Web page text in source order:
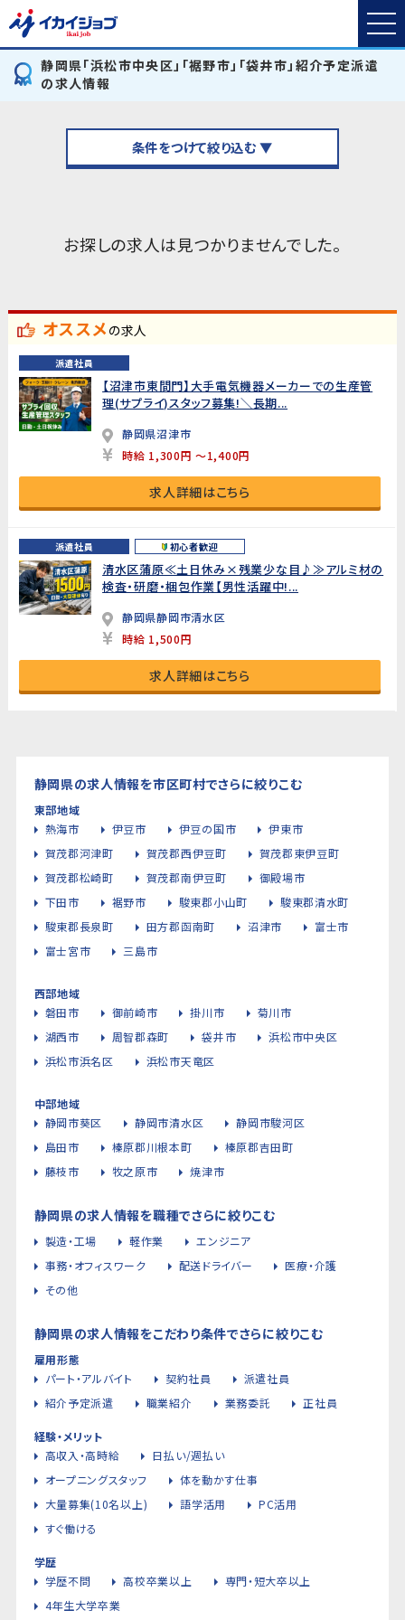
静岡県「浜松市中央区」「裾野市」「袋井市」紹介予定派遣
の求人情報
条件をつけて絞り込む ▼
お探しの求人は見つかりませんでした。
オススメの求人
派遣社員
【沼津市東間門】大手電気機器メーカーでの生産管
理(サプライ)スタッフ募集!＼長期...
静岡県沼津市
時給 1,300円 ～1,400円
求人詳細はこちら
派遣社員 初心者歓迎
清水区蒲原≪土日休み×残業少な目♪≫アルミ材の
検査・研磨・梱包作業【男性活躍中!...
静岡県静岡市清水区
時給 1,500円
求人詳細はこちら
静岡県の求人情報を市区町村でさらに絞りこむ
東部地域
熱海市
伊豆市 伊豆の国市
伊東市
賀茂郡河津町
賀茂郡西伊豆町
賀茂郡東伊豆町
賀茂郡松崎町
賀茂郡南伊豆町
御殿場市
下田市
裾野市 駿東郡小山町
駿東郡清水町
駿東郡長泉町
田方郡函南町 沼津市
富士市
富士宮市
三島市
西部地域
磐田市
御前崎市 掛川市
菊川市
湖西市
周智郡森町 袋井市
浜松市中央区
浜松市浜名区
浜松市天竜区
中部地域
静岡市葵区
静岡市清水区
静岡市駿河区
島田市
榛原郡川根本町
榛原郡吉田町
藤枝市
牧之原市 焼津市
静岡県の求人情報を職種でさらに絞りこむ
製造・工場 軽作業
エンジニア
事務・オフィスワーク
配送ドライバー
医療・介護
その他
静岡県の求人情報をこだわり条件でさらに絞りこむ
雇用形態
パート・アルバイト
契約社員
派遣社員
紹介予定派遣
職業紹介 業務委託 正社員
経験・メリット
高収入・高時給
日払い/週払い
オープニングスタッフ
体を動かす仕事
大量募集(10名以上)
語学活用
PC活用
すぐ働ける
学歴
学歴不問
高校卒業以上
専門・短大卒以上
4年生大学卒業